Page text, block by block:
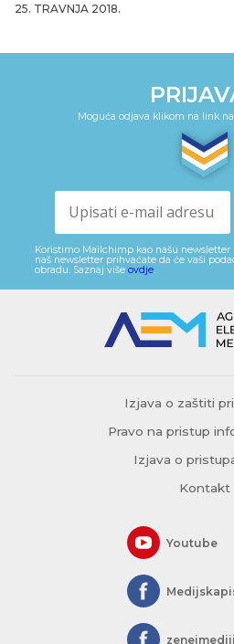
25. TRAVNJA 2018.
Moguća odjava klikom na link
Koristimo Mailchimp kao našu
naš newsletter prihvaćate da će vaši
obradu. Saznaj više ovdje
Izjava o zaštiti
Pravo na pristup
Izjava o
Kontakt
Youtube